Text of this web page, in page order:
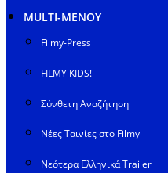
MULTI-ΜΕΝΟΥ
Filmy-Press
FILMY KIDS!
Σύνθετη Αναζήτηση
Νέες Ταινίες στο Filmy
Νεότερα Ελληνικά Trailer